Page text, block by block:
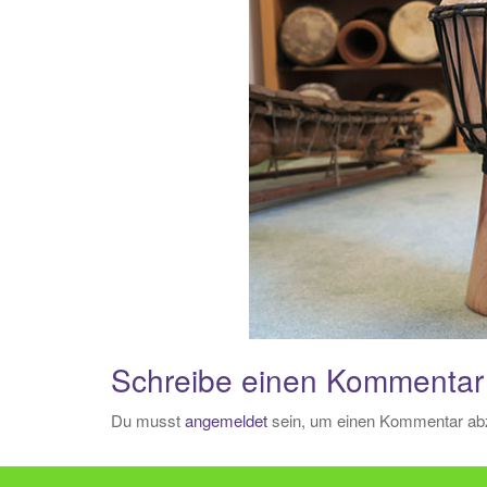
Schreibe einen Kommentar
Du musstangemeldetsein, um einen Kommentar